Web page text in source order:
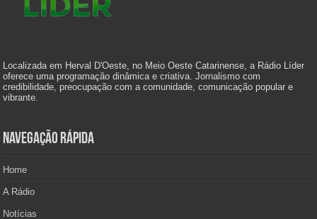
Localizada em Herval D'Oeste, no Meio Oeste Catarinense, a Rádio Líder
oferece uma programação dinâmica e criativa. Jornalismo com
credibilidade, preocupação com a comunidade, comunicação popular e
vibrante.
Navegação Rápida
Home
A Rádio
Notícias